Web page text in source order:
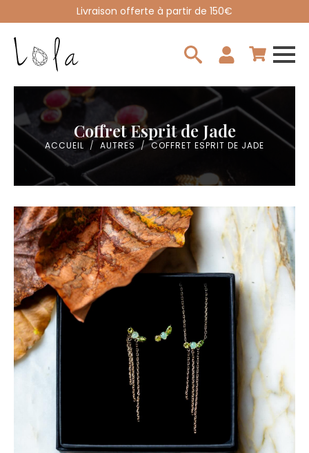
Livraison offerte à partir de 150€
Coffret Esprit de Jade
ACCUEIL AUTRES COFFRET ESPRIT DE JADE